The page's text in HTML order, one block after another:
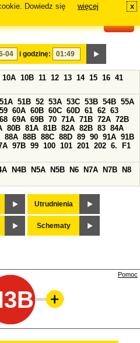
Dowiedz się
więcej x
i godzinę:
10A 10B 11 12 13 14 15 16 41
51A 51B 52 53A 53C 53B 54B 55A
59 60A 60B 60C 60D 61 62 63
68 69A 69B 70 71A 71B 72A 72B
80B 81A 81B 82A 82B 83 84A
88A 88B 88C 88D 89 90 91A 91B
97B 99 100 101 201 202 6.
F1
N4B N5A N5B N6 N7A N7B
N8
Utrudnienia
Schematy
Pomoc